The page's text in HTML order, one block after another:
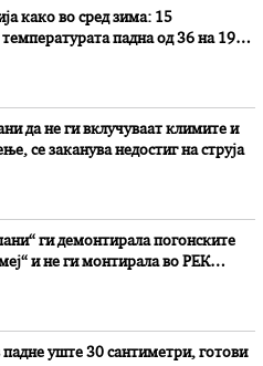
како во сред зима: 15
падна од 36 на 19
да не ги вклучуваат климите и
се заканува недостиг на струја
ги демонтирала погонските
и не ги монтирала во РЕК
уште 30 сантиметри, готови